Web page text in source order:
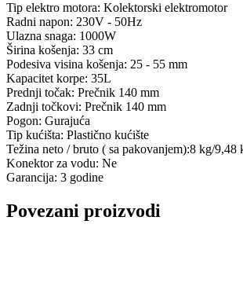
Tip elektro motora: Kolektorski elektromotor
Radni napon: 230V - 50Hz
Ulazna snaga: 1000W
Širina košenja: 33 cm
Podesiva visina košenja: 25 - 55 mm
Kapacitet korpe: 35L
Prednji točak: Prečnik 140 mm
Zadnji točkovi: Prečnik 140 mm
Pogon: Gurajuća
Tip kućišta: Plastično kućište
Težina neto / bruto ( sa pakovanjem):8 kg/9,48
Konektor za vodu: Ne
Garancija: 3 godine
Povezani proizvodi